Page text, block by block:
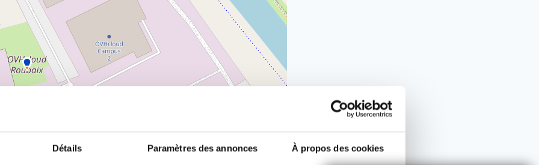
Détails Paramètres des annonces À propos des cookies